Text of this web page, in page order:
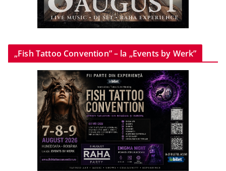
„Fish Tattoo Convention” – la „Events by Werk”